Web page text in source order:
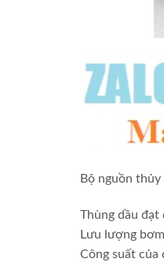
Bộ nguồn
Thùng dầu đạt
Lưu lượng
Công suất của